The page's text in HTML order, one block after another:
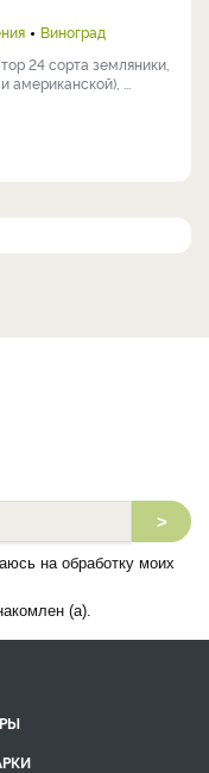
Виноград
24 сорта земляники,
...
>
на обработку моих
(а).